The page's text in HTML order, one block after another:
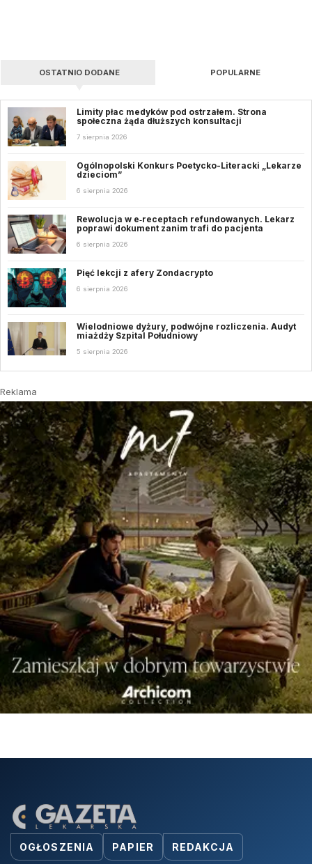
OSTATNIO DODANE POPULARNE
Limity płac medyków pod ostrzałem. Strona
społeczna żąda dłuższych konsultacji
7 sierpnia 2026
Ogólnopolski Konkurs Poetycko-Literacki „Lekarze
dzieciom”
6 sierpnia 2026
Rewolucja w e‑receptach refundowanych. Lekarz
poprawi dokument zanim trafi do pacjenta
6 sierpnia 2026
Pięć lekcji z afery Zondacrypto
6 sierpnia 2026
Wielodniowe dyżury, podwójne rozliczenia. Audyt
miażdży Szpital Południowy
5 sierpnia 2026
Reklama
OGŁOSZENIA PAPIER REDAKCJA